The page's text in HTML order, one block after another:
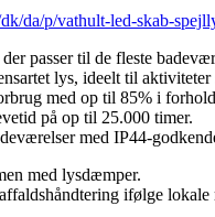
da/p/vathult-led-skab-
passer til de fleste
lys, ideelt til aktiviteter
med op til 85% i
på op til 25.000 timer.
med IP44-
med lysdæmper.
ifølge lokale